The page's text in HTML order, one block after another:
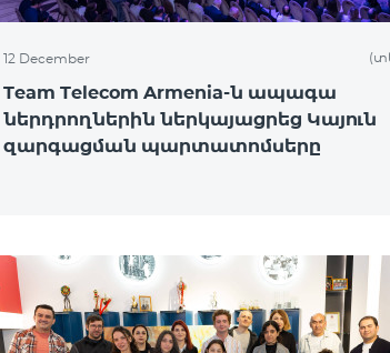
12 December
Team Telecom Armenia-ն ապագա
ներդրողներին ներկայացրեց Կայուն
զարգացման պարտատոմսերը